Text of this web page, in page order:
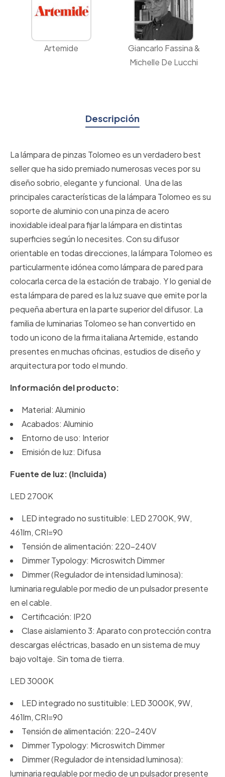
Artemide
Giancarlo Fassina &
Michelle De Lucchi
Descripción
La lámpara de pinzas Tolomeo es un verdadero best
seller que ha sido premiado numerosas veces por su
diseño sobrio, elegante y funcional. Una de las
principales características de la lámpara Tolomeo es su
soporte de aluminio con una pinza de acero
inoxidable ideal para fijar la lámpara en distintas
superficies según lo necesites. Con su difusor
orientable en todas direcciones, la lámpara Tolomeo es
particularmente idónea como lámpara de pared para
colocarla cerca de la estación de trabajo. Y lo genial de
esta lámpara de pared es la luz suave que emite por la
pequeña abertura en la parte superior del difusor. La
familia de luminarias Tolomeo se han convertido en
todo un icono de la firma italiana Artemide, estando
presentes en muchas oficinas, estudios de diseño y
arquitectura por todo el mundo.
Información del producto:
Material: Aluminio
Acabados: Aluminio
Entorno de uso: Interior
Emisión de luz: Difusa
Fuente de luz: (Incluida)
LED 2700K
LED integrado no sustituible: LED 2700K, 9W,
461lm, CRI=90
Tensión de alimentación: 220-240V
Dimmer Typology: Microswitch Dimmer
Dimmer (Regulador de intensidad luminosa):
luminaria regulable por medio de un pulsador presente
en el cable.
Certificación: IP20
Clase aislamiento 3: Aparato con protección contra
descargas eléctricas, basado en un sistema de muy
bajo voltaje. Sin toma de tierra.
LED 3000K
LED integrado no sustituible: LED 3000K, 9W,
461lm, CRI=90
Tensión de alimentación: 220-240V
Dimmer Typology: Microswitch Dimmer
Dimmer (Regulador de intensidad luminosa):
luminaria regulable por medio de un pulsador presente